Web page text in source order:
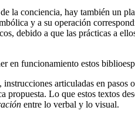
la conciencia, hay también un
y a su operación
debido a que las prácticas a
en funcionamiento estos
, instrucciones articuladas en pasos
Lo que estos textos
entre lo verbal y lo visual.